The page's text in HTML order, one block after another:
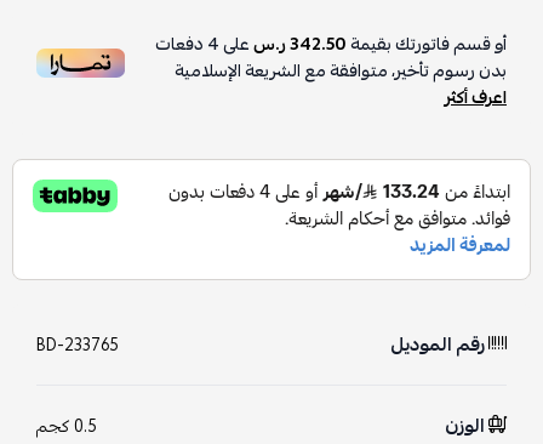
أو قسم فاتورتك بقيمة342.50 ر.س على4دفعات
بدون رسوم تأخير، متوافقة مع الشريعة الإسلامية
اعرف أكثر
رقم الموديل BD-233765
الوزن 0.5 كجم